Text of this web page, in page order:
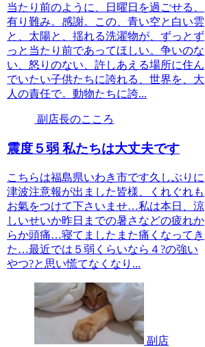
当たり前のように、日曜日を過ごせる、
有り難み。感謝。この、青い空と白い雲
と、太陽と、揺れる洗濯物が、ずっとず
っと当たり前であってほしい。争いのな
い、怒りのない、許しあえる場所に住ん
でいたい子供たちに誇れる、世界を、大
人の責任で。動物たちに誇...
副店長のこころ
震度５弱 私たちは大丈夫です
こちらは福島県いわき市です久しぶりに
津波注意報が出ました皆様、くれぐれも
お氣をつけて下さいませ…私は本日、涼
しいせいか昨日までの暑さなどの疲れか
らか頭痛…寝てましたまた痛くなってき
た…最近では５弱くらいなら４?の強い
やつ?と思い慌てなくなり...
副店